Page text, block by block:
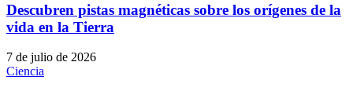
Descubren pistas magnéticas sobre los orígenes de la
vida en la Tierra
7 de julio de 2026
Ciencia